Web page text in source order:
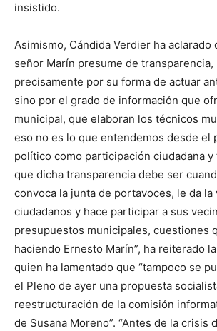
insistido.
Asimismo, Cándida Verdier ha aclarado
señor Marín presume de transparencia,
precisamente por su forma de actuar
sino por el grado de información que
municipal, que elaboran los técnicos
eso no es lo que entendemos desde el
político como participación ciudadana y
que dicha transparencia debe ser
convoca la junta de portavoces, le da la
ciudadanos y hace participar a sus
presupuestos municipales, cuestiones
haciendo Ernesto Marín”, ha reiterado
quien ha lamentado que “tampoco se
el Pleno de ayer una propuesta
reestructuración de la comisión
de Susana Moreno”. “Antes de la crisis